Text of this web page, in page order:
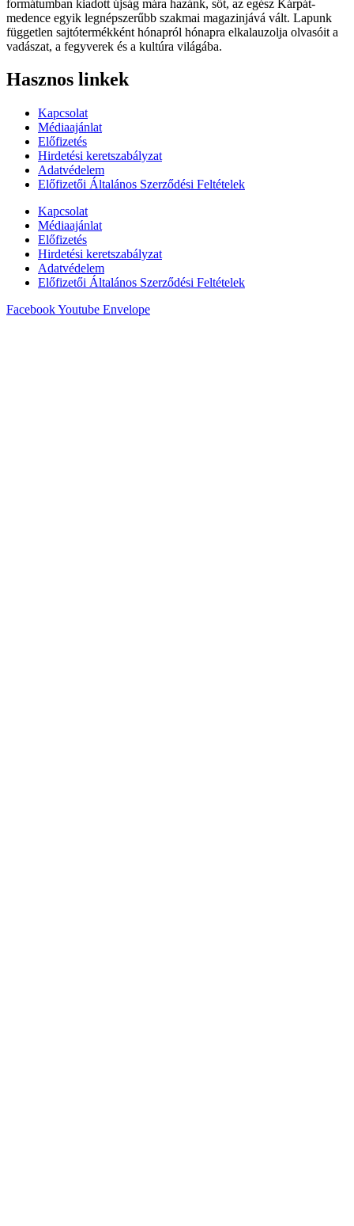
formátumban kiadott újság mára hazánk, sőt, az egész Kárpát-
medence egyik legnépszerűbb szakmai magazinjává vált. Lapunk
független sajtótermékként hónapról hónapra elkalauzolja olvasóit a
vadászat, a fegyverek és a kultúra világába.
Hasznos linkek
Kapcsolat
Médiaajánlat
Előfizetés
Hirdetési keretszabályzat
Adatvédelem
Előfizetői Általános Szerződési Feltételek
Kapcsolat
Médiaajánlat
Előfizetés
Hirdetési keretszabályzat
Adatvédelem
Előfizetői Általános Szerződési Feltételek
FacebookYoutube Envelope